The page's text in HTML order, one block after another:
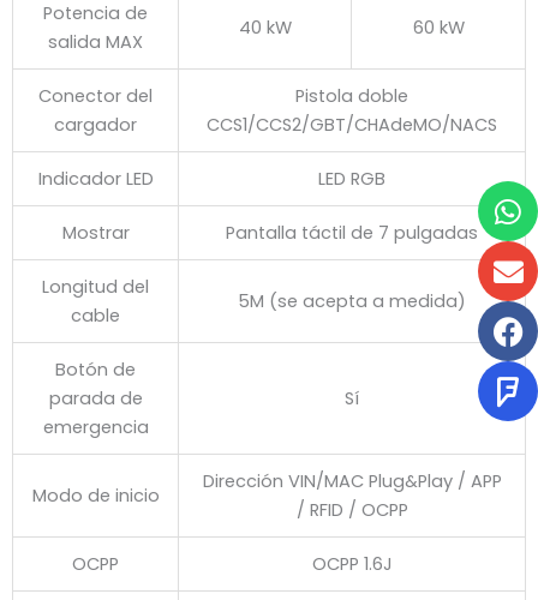
Potencia de
salida MAX
40 kW 60 kW
Conector del
cargador
Pistola doble
CCS1/CCS2/GBT/CHAdeMO/NACS
Indicador LED LED RGB
Mostrar Pantalla táctil de 7 pulgadas
Longitud del
cable
5M (se acepta a medida)
Botón de
parada de
emergencia
Sí
Modo de inicio
Dirección VIN/MAC Plug&Play / APP
/ RFID / OCPP
OCPP OCPP 1.6J